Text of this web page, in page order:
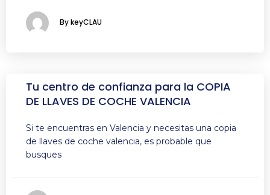
By keyCLAU
Tu centro de confianza para la COPIA
DE LLAVES DE COCHE VALENCIA
Si te encuentras en Valencia y necesitas una copia
de llaves de coche valencia, es probable que
busques